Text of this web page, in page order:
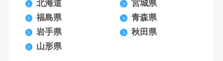
北海道
宮城県
福島県
青森県
岩手県
秋田県
山形県